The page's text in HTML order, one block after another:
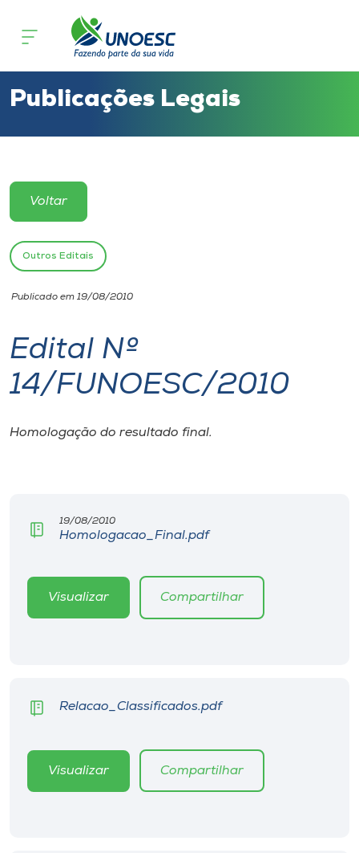
Cursos
Atendimento ao Estudante
Portal de Ensino
Unoesc
Internacionalização
I.nova
Diplomados
CPA
Biblioteca
Unoesc
Store
Publicações Legais
Voltar
Outros Editais
Publicado em 19/08/2010
Edital Nº
14/FUNOESC/2010
Homologação do resultado final.
19/08/2010
Homologacao_Final.pdf
Visualizar Compartilhar
Relacao_Classificados.pdf
Visualizar Compartilhar